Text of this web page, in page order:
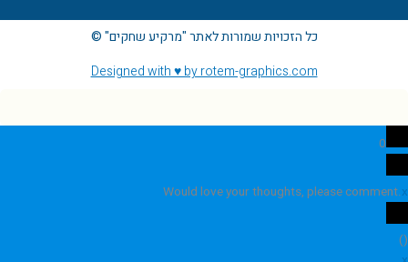
כל הזכויות שמורות לאתר "מרקיע שחקים" ©
Designed with ♥ by rotem-graphics.com
0
Would love your thoughts, please comment.x
(
)